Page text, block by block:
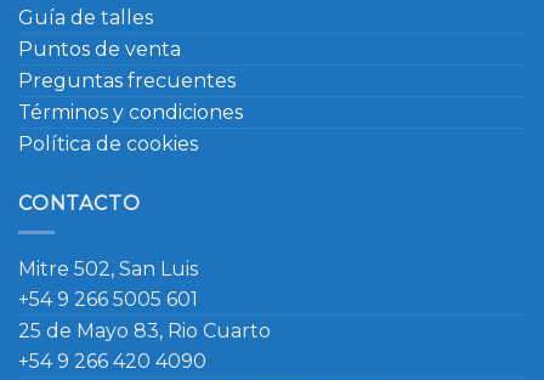
Guía de talles
Puntos de venta
Preguntas frecuentes
Términos y condiciones
Política de cookies
CONTACTO
Mitre 502, San Luis
+54 9 266 5005 601
25 de Mayo 83, Rio Cuarto
+54 9 266 420 4090